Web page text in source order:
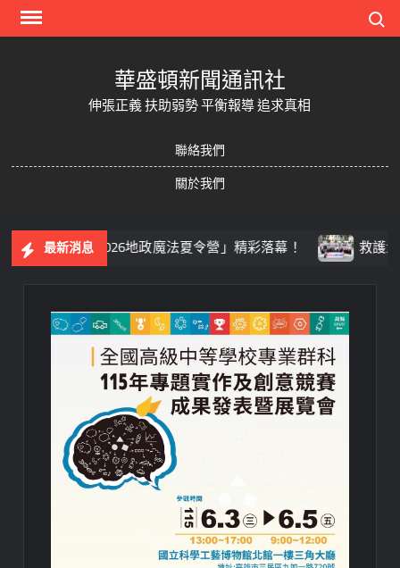
Skip
華盛頓新聞通訊社
伸張正義 扶助弱勢 平衡報導 追求真相
聯絡我們
關於我們
最新消息
政「2026地政魔法夏令營」精彩落幕！ 救護量能再